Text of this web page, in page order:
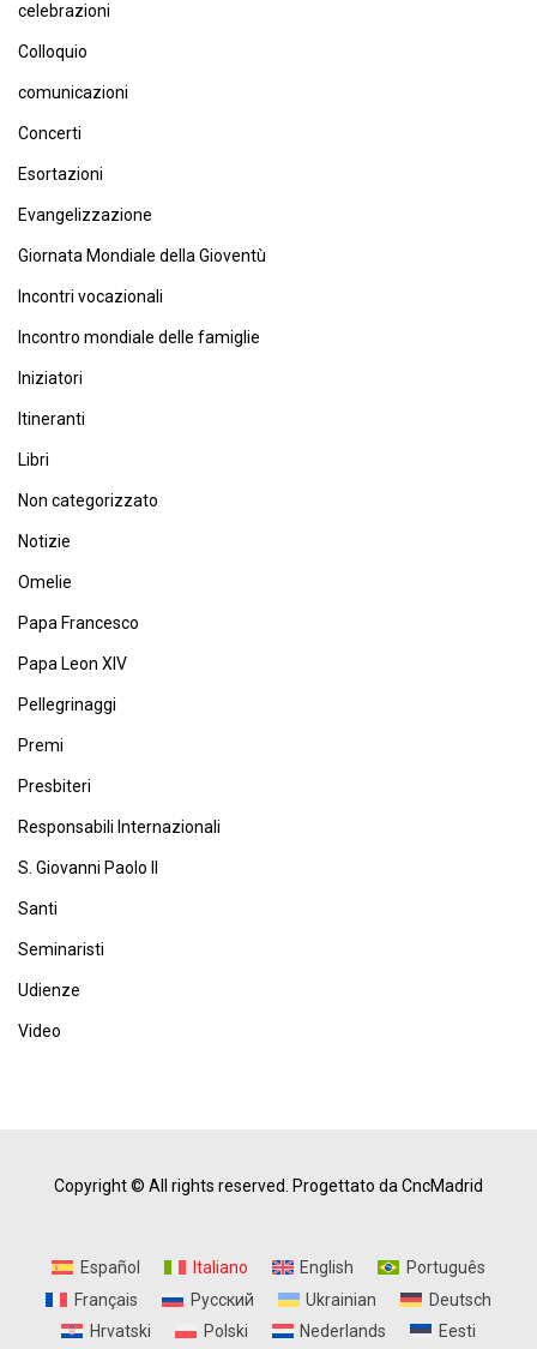
celebrazioni
Colloquio
comunicazioni
Concerti
Esortazioni
Evangelizzazione
Giornata Mondiale della Gioventù
Incontri vocazionali
Incontro mondiale delle famiglie
Iniziatori
Itineranti
Libri
Non categorizzato
Notizie
Omelie
Papa Francesco
Papa Leon XIV
Pellegrinaggi
Premi
Presbiteri
Responsabili Internazionali
S. Giovanni Paolo II
Santi
Seminaristi
Udienze
Video
Copyright © All rights reserved. Progettato da CncMadrid
Español Italiano English
Português
Français
Русский Ukrainian
Deutsch
Hrvatski
Polski Nederlands Eesti